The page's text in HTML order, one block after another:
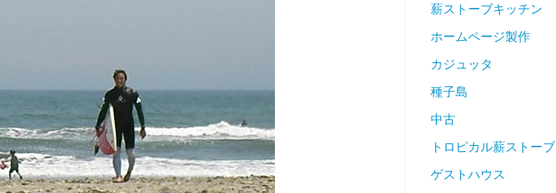
薪ストーブキッチン
ホームページ製作
カジュッタ
種子島
中古
トロピカル薪ストーブ
ゲストハウス